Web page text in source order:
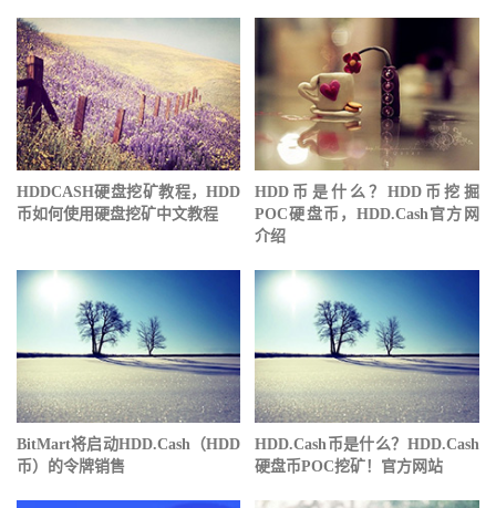
HDDCASH硬盘挖矿教程，HDD
币如何使用硬盘挖矿中文教程
HDD币是什么？HDD币挖掘
POC硬盘币，HDD.Cash官方网
介绍
BitMart将启动HDD.Cash（HDD
币）的令牌销售
HDD.Cash币是什么？HDD.Cash
硬盘币POC挖矿！官方网站